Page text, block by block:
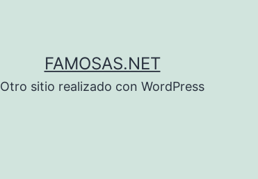
FAMOSAS.NET
Otro sitio realizado con WordPress